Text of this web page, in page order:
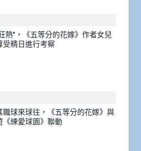
熱”，《五等分的花嫁》作者女兒
受精日進行考察
職球來球往，《五等分的花嫁》與
練愛球園》聯動